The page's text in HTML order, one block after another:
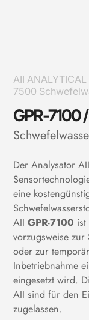
AII
7500
GPR-7100
Der Analysator AII
eine
AII GPR-7100
vorzugsweise
oder zur
Inbetriebnahme
eingesetzt wird.
AII sind für den
zugelassen.